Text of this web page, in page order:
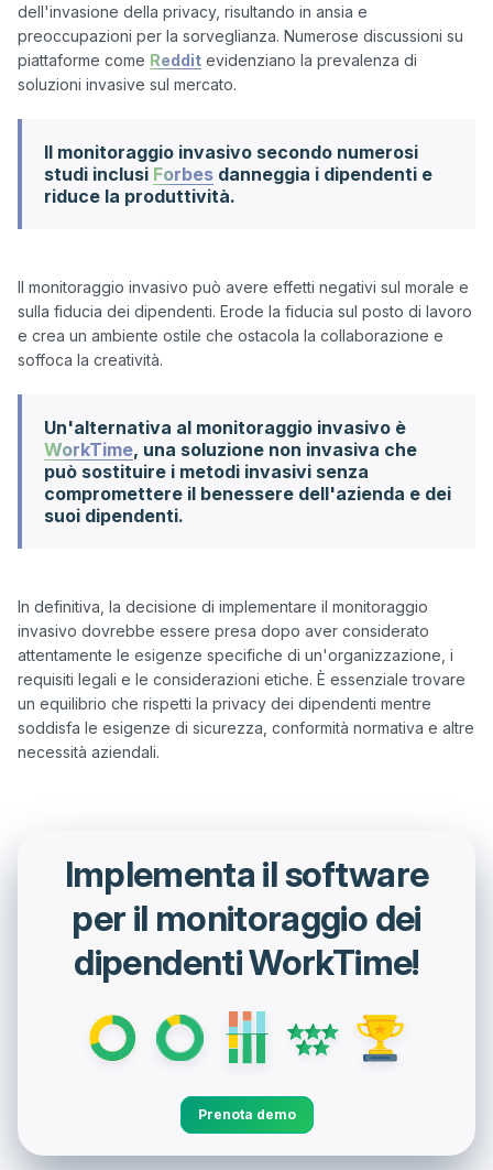
dell'invasione della privacy, risultando in ansia e
preoccupazioni per la sorveglianza. Numerose discussioni su
piattaforme come Reddit evidenziano la prevalenza di
Il monitoraggio invasivo secondo numerosi
studi inclusi Forbes danneggia i dipendenti e
riduce la produttività.
Il monitoraggio invasivo può avere effetti negativi sul morale e
sulla fiducia dei dipendenti. Erode la fiducia sul posto di lavoro
e crea un ambiente ostile che ostacola la collaborazione e
Un'alternativa al monitoraggio invasivo è
WorkTime, una soluzione non invasiva che
può sostituire i metodi invasivi senza
compromettere il benessere dell'azienda e dei
suoi dipendenti.
In definitiva, la decisione di implementare il monitoraggio
invasivo dovrebbe essere presa dopo aver considerato
attentamente le esigenze specifiche di un'organizzazione, i
requisiti legali e le considerazioni etiche. È essenziale trovare
un equilibrio che rispetti la privacy dei dipendenti mentre
soddisfa le esigenze di sicurezza, conformità normativa e altre
Implementa il software
per il monitoraggio dei
dipendenti WorkTime!
Prenota demo